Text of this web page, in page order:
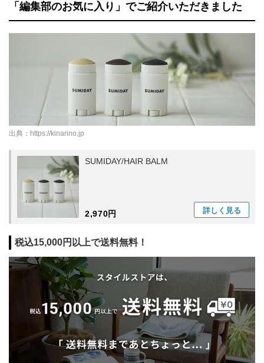
「編集部のお気に入り」でご紹介いただきました
出典： https://kinarino.jp
SUMIDAY/HAIR BALM
2,970円 詳しく 見る
税込15,000円以上で送料無料！